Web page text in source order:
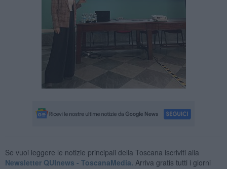
Se vuoi leggere le notizie principali della Toscana iscriviti alla
Newsletter QUInews - ToscanaMedia. Arriva gratis tutti i giorni